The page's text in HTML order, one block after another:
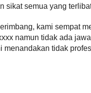
sikat semua yang
kami sempat
namun tidak ada
menandakan tidak